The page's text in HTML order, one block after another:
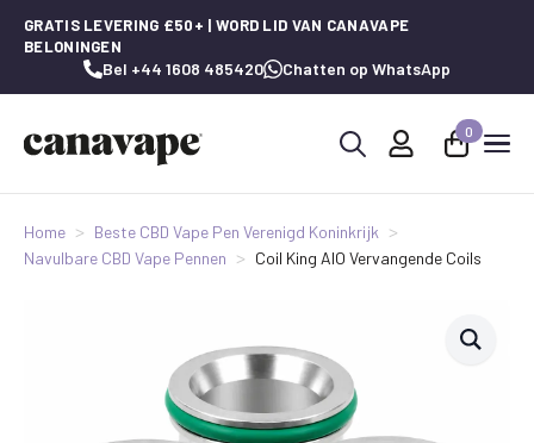
GRATIS LEVERING £50+ | WORD LID VAN CANAVAPE
BELONINGEN
Bel +44 1608 485420 Chatten op WhatsApp
0
Home
Beste CBD Vape Pen Verenigd Koninkrijk
Navulbare CBD Vape Pennen
Coil King AIO Vervangende Coils